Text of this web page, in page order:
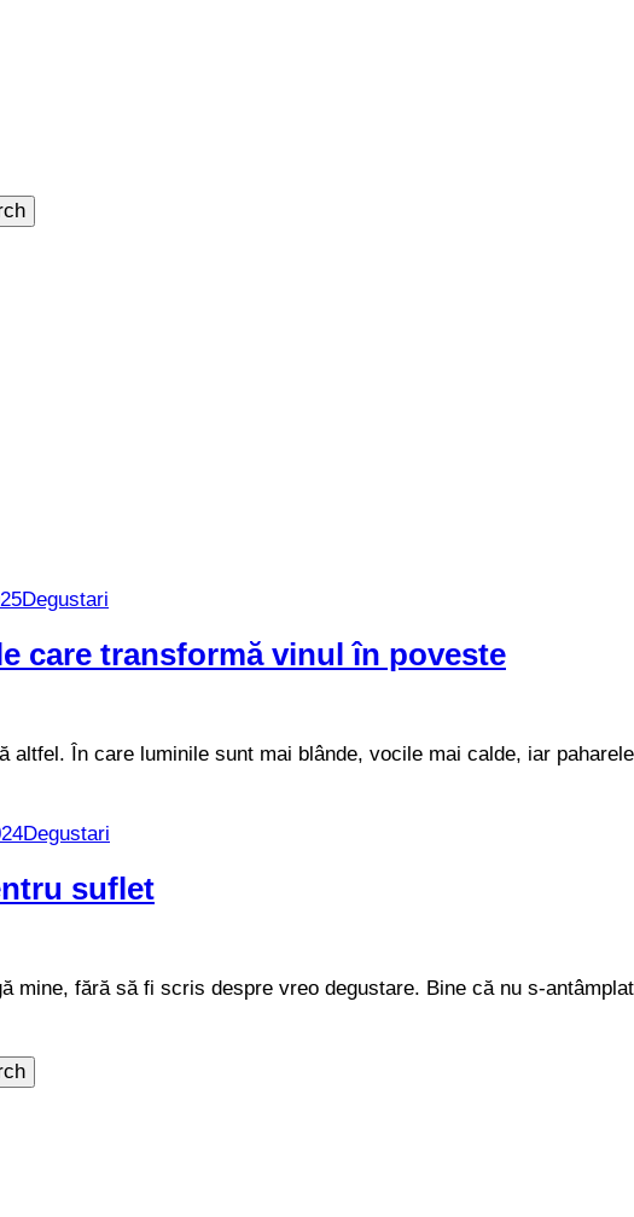
Degustari
care transformă vinul în poveste
altfel. În care luminile sunt mai blânde, vocile mai calde, iar
Degustari
suflet
mine, fără să fi scris despre vreo degustare. Bine că nu s-